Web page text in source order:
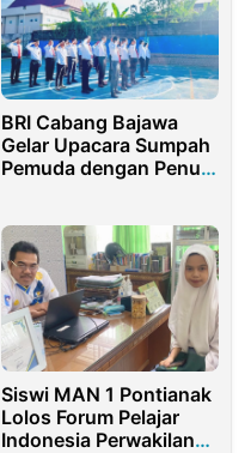
BRI Cabang Bajawa
Gelar Upacara Sumpah
Pemuda dengan Penuh
Siswi MAN 1 Pontianak
Lolos Forum Pelajar
Indonesia Perwakilan